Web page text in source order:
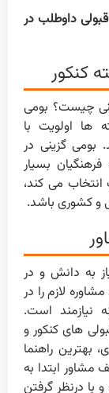
داوطلب در
کنکور
چیست؟ بومی
ها اولویت با
بومی گزینی در
بسیار
می کند،
و کشوری باشد.
به دانش و در
لازم را در
نیازمند است.
های کنکور و
بهترین راهنما
مشاور ابتدا به
با درنظر گرفتن